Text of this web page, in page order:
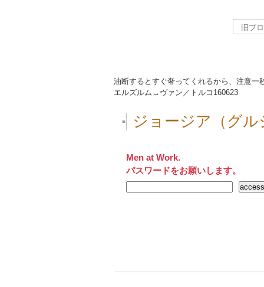
油断するとすぐ奢ってくれるから、注意一
エルズルム→ヴァン／トルコ 160623
■ ジョージア（グ
Men at Work.
パスワードをお願いします。